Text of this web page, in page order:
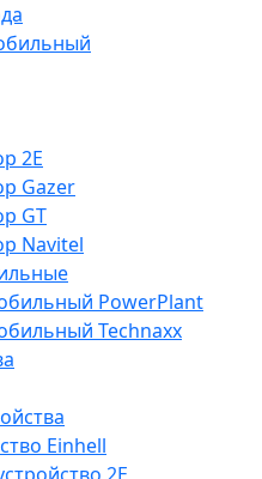
2E
Gazer
GT
Navitel
PowerPlant
Technaxx
Einhell